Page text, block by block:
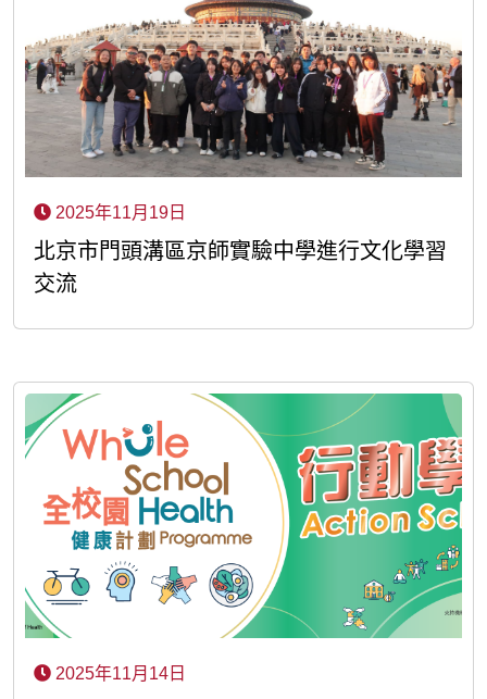
2025年11月19日
北京市門頭溝區京師實驗中學進行文化學習
交流
2025年11月14日